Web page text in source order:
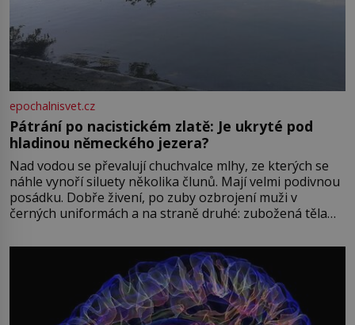
epochalnisvet.cz
Pátrání po nacistickém zlatě: Je ukryté pod
hladinou německého jezera?
Nad vodou se převalují chuchvalce mlhy, ze kterých se
náhle vynoří siluety několika člunů. Mají velmi podivnou
posádku. Dobře živení, po zuby ozbrojení muži v
černých uniformách a na straně druhé: zubožená těla
přízračná scéna znamená? Je jaro roku 1945, druhá
světová válka se chýlí ke konci. Jezero Stolpsee